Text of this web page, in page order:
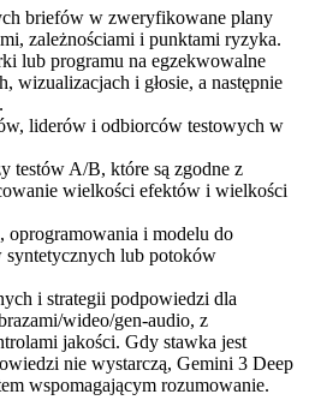
briefów w zweryfikowane plany
zależnościami i punktami ryzyka.
lub programu na egzekwowalne
wizualizacjach i głosie, a następnie
liderów i odbiorców testowych w
testów A/B, które są zgodne z
wielkości efektów i wielkości
oprogramowania i modelu do
syntetycznych lub potoków
i strategii podpowiedzi dla
wideo/gen-audio, z
jakości. Gdy stawka jest
nie wystarczą, Gemini 3 Deep
wspomagającym rozumowanie.